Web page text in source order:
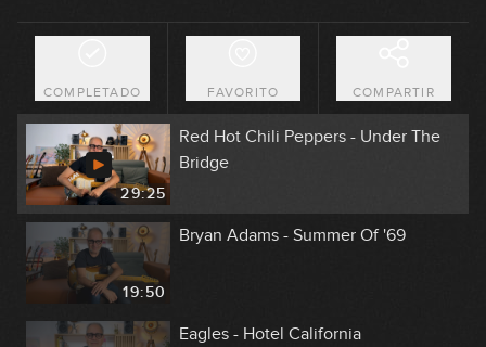
COMPLETADO FAVORITO COMPARTIR
21:11
AC/DC - Highway To Hell
29:25
Red Hot Chili Peppers - Under The
Bridge
19:50
Bryan Adams - Summer Of '69
Eagles - Hotel California